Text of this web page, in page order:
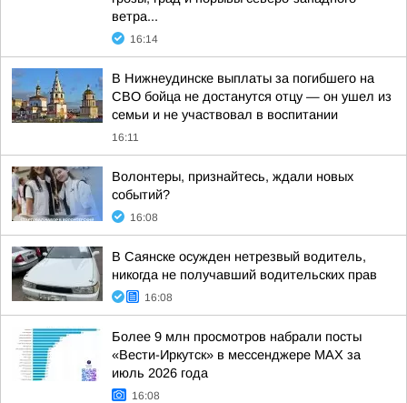
ветра...
16:14
В Нижнеудинске выплаты за погибшего на
СВО бойца не достанутся отцу — он ушел из
семьи и не участвовал в воспитании
16:11
Волонтеры, признайтесь, ждали новых
событий?
16:08
В Саянске осужден нетрезвый водитель,
никогда не получавший водительских прав
16:08
Более 9 млн просмотров набрали посты
«Вести-Иркутск» в мессенджере MAX за
июль 2026 года
16:08